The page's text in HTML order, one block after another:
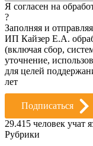
Я согласен на
?
Заполняя и
ИП Кайзер Е.А.
(включая сбор,
уточнение,
для целей
лет
Подписаться
29.415 человек учат
Рубрики